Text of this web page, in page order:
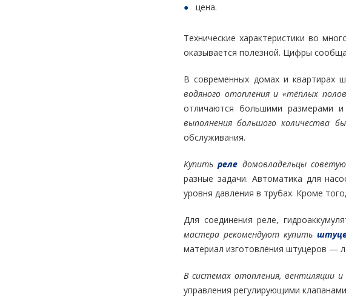
цена.
Технические характеристики во
оказывается полезной. Цифры
В современных домах и квартирах
водяного отопления и «тёплых
отличаются большими размерами
выполнения большого количества
обслуживания.
Купитьреле домовладельцы
разные задачи. Автоматика для
уровня давления в трубах. Кроме
Для соединения реле,
мастера рекомендуют купить
материал изготовления штуцеров —
В системах отопления, вентиляции
управления регулирующими